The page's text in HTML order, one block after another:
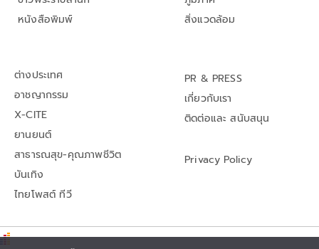
หนังสือพิมพ์
สิ่งแวดล้อม
ต่างประเทศ
อาชญากรรม
X-CITE
ยานยนต์
สาธารณสุข-คุณภาพชีวิต
บันเทิง
ไทยโพสต์ ทีวี
PR & PRESS
เกี่ยวกับเรา
ติดต่อและ สนับสนุน
Privacy Policy